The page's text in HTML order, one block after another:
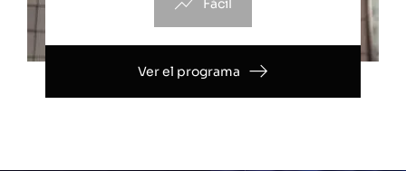
Fácil
Ver el programa